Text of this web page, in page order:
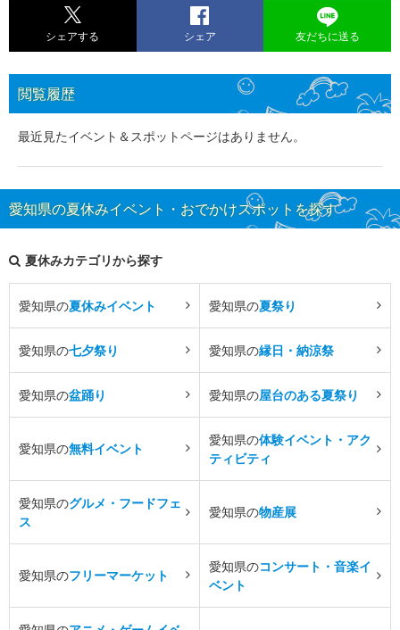
シェアする シェア 友だちに送る
閲覧履歴
最近見たイベント＆スポットページはありません。
愛知県の夏休みイベント・おでかけスポットを探す
夏休みカテゴリから探す
愛知県の夏休みイベント 愛知県の夏祭り
愛知県の七夕祭り 愛知県の縁日・納涼祭
愛知県の盆踊り 愛知県の屋台のある夏祭り
愛知県の無料イベント
愛知県の体験イベント・アク
ティビティ
愛知県のグルメ・フードフェ
ス
愛知県の物産展
愛知県のフリーマーケット
愛知県のコンサート・音楽イ
ベント